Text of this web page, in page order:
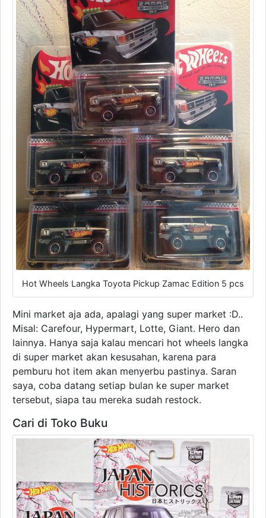
Hot Wheels Langka Toyota Pickup Zamac Edition 5 pcs
Mini market aja ada, apalagi yang super market :D..
Misal: Carefour, Hypermart, Lotte, Giant. Hero dan
lainnya. Hanya saja kalau mencari hot wheels langka
di super market akan kesusahan, karena para
pemburu hot item akan menyerbu pastinya. Saran
saya, coba datang setiap bulan ke super market
tersebut, siapa tau mereka sudah restock.
Cari di Toko Buku